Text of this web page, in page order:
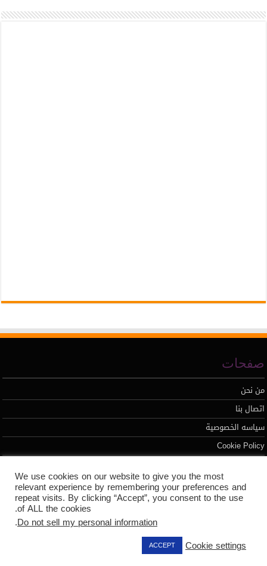
صفحات
من نحن
اتصال بنا
سياسه الخصوصية
Cookie Policy
تطوير محمد السيد
جميع الحقوق محفوظه لموقع المحاسب العربي 2026
We use cookies on our website to give you the most
relevant experience by remembering your preferences and
repeat visits. By clicking “Accept”, you consent to the use
of ALL the cookies.
Do not sell my personal information
.
Cookie settings
ACCEPT